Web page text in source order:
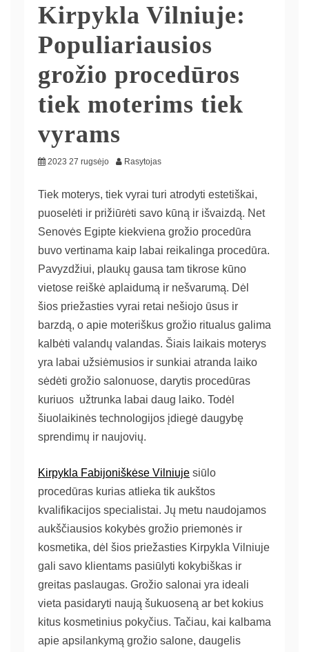
Kirpykla Vilniuje:
Populiariausios
grožio procedūros
tiek moterims tiek
vyrams
2023 27 rugsėjo Rasytojas
Tiek moterys, tiek vyrai turi atrodyti estetiškai,
puoselėti ir prižiūrėti savo kūną ir išvaizdą. Net
Senovės Egipte kiekviena grožio procedūra
buvo vertinama kaip labai reikalinga procedūra.
Pavyzdžiui, plaukų gausa tam tikrose kūno
vietose reiškė aplaidumą ir nešvarumą. Dėl
šios priežasties vyrai retai nešiojo ūsus ir
barzdą, o apie moteriškus grožio ritualus galima
kalbėti valandų valandas. Šiais laikais moterys
yra labai užsiėmusios ir sunkiai atranda laiko
sėdėti grožio salonuose, darytis procedūras
kuriuos užtrunka labai daug laiko. Todėl
šiuolaikinės technologijos įdiegė daugybę
sprendimų ir naujovių.
Kirpykla Fabijoniškėse Vilniuje siūlo
procedūras kurias atlieka tik aukštos
kvalifikacijos specialistai. Jų metu naudojamos
aukščiausios kokybės grožio priemonės ir
kosmetika, dėl šios priežasties Kirpykla Vilniuje
gali savo klientams pasiūlyti kokybiškas ir
greitas paslaugas. Grožio salonai yra ideali
vieta pasidaryti naują šukuoseną ar bet kokius
kitus kosmetinius pokyčius. Tačiau, kai kalbama
apie apsilankymą grožio salone, daugelis